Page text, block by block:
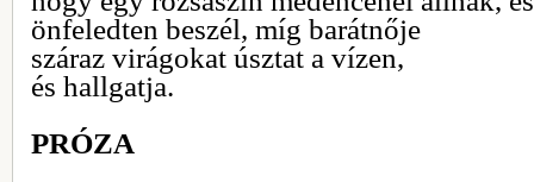
önfeledten beszél, míg barátnője
száraz virágokat úsztat a vízen,
és hallgatja.
PRÓZA